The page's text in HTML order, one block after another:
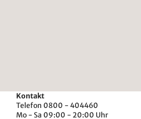
Kontakt
Telefon 0800 - 404460
Mo - Sa 09:00 - 20:00 Uhr